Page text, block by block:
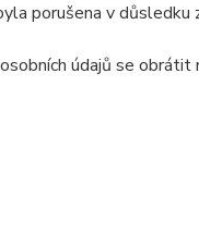
porušena v důsledku
údajů se obrátit